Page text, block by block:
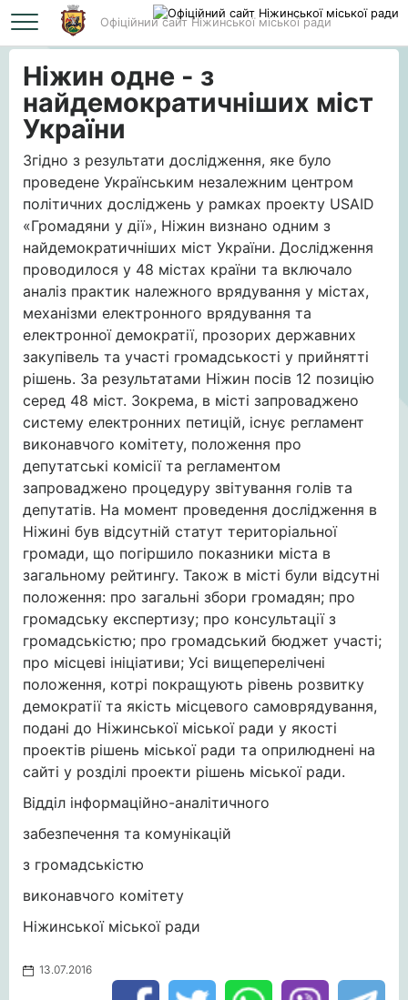
Офіційний сайт Ніжинської міської ради
Головна Ніжин одне - з найдемократичніших міст України
Ніжин одне - з
найдемократичніших міст
України
Згідно з результати дослідження, яке було
проведене Українським незалежним центром
політичних досліджень у рамках проекту USAID
«Громадяни у дії», Ніжин визнано одним з
найдемократичніших міст України. Дослідження
проводилося у 48 містах країни та включало
аналіз практик належного врядування у містах,
механізми електронного врядування та
електронної демократії, прозорих державних
закупівель та участі громадськості у прийнятті
рішень. За результатами Ніжин посів 12 позицію
серед 48 міст. Зокрема, в місті запроваджено
систему електронних петицій, існує регламент
виконавчого комітету, положення про
депутатські комісії та регламентом
запроваджено процедуру звітування голів та
депутатів. На момент проведення дослідження в
Ніжині був відсутній статут територіальної
громади, що погіршило показники міста в
загальному рейтингу. Також в місті були відсутні
положення: про загальні збори громадян; про
громадську експертизу; про консультації з
громадськістю; про громадський бюджет участі;
про місцеві ініціативи; Усі вищеперелічені
положення, котрі покращують рівень розвитку
демократії та якість місцевого самоврядування,
подані до Ніжинської міської ради у якості
проектів рішень міської ради та оприлюднені на
сайті у розділі проекти рішень міської ради.
Відділ інформаційно-аналітичного
забезпечення та комунікацій
з громадськістю
виконавчого комітету
Ніжинської міської ради
13.07.2016